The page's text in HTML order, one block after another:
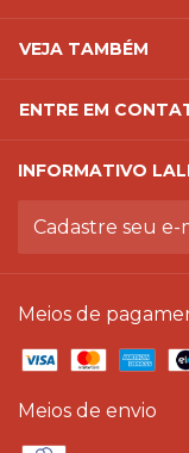
VEJA TAMBÉM
ENTRE EM
INFORMATIVO
Meios de
Meios de envio